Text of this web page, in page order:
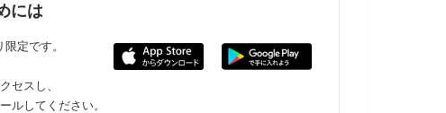
には
定です。
セスし、
ルしてください。